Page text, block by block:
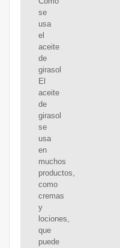
se
usa
el
aceite
de
girasol
El
aceite
de
girasol
se
usa
en
muchos
productos,
como
cremas
y
lociones,
que
puede